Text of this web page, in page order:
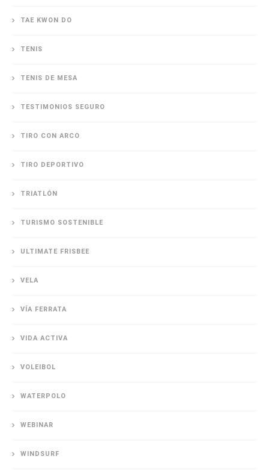
TAE KWON DO
TENIS
TENIS DE MESA
TESTIMONIOS SEGURO
TIRO CON ARCO
TIRO DEPORTIVO
TRIATLÓN
TURISMO SOSTENIBLE
ULTIMATE FRISBEE
VELA
VÍA FERRATA
VIDA ACTIVA
VOLEIBOL
WATERPOLO
WEBINAR
WINDSURF